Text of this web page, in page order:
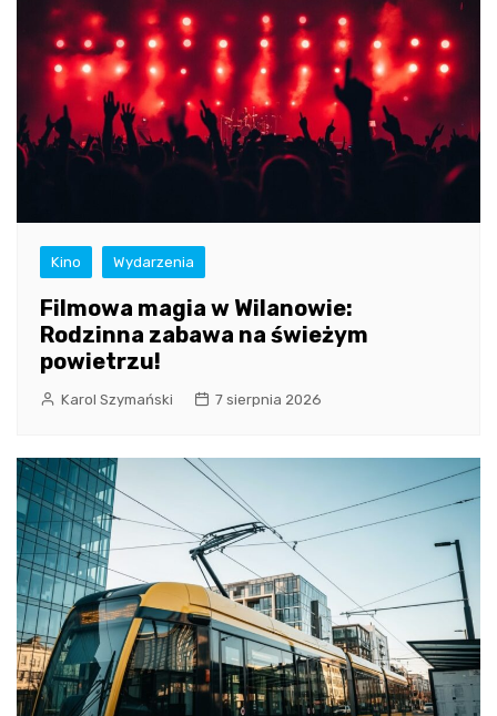
Kino Wydarzenia
Filmowa magia w Wilanowie:
Rodzinna zabawa na świeżym
powietrzu!
Karol Szymański 7 sierpnia 2026